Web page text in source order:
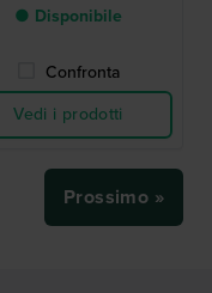
● Disponibile
Confronta
Vedi i prodotti
Prossimo »